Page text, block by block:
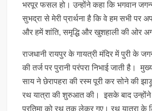
भरपूर फसल हो। उन्होंने कहा कि भगवान
सुभद्रा से मेरी प्रार्थना है कि वे हम सभी पर
और हमें शांति, समृद्धि और खुशहाली की ओर
राजधानी रायपुर के गायत्री मंदिर में पुरी के
की तर्ज पर पुरानी परंपरा निभाई जाती है।
साय ने छेरापहरा की रस्म पूरी कर सोने की
रथ यात्रा की शुरुआत की। इसके बाद
प्रतिमा को रथ तक लेकर गए। रथ यात्रा के